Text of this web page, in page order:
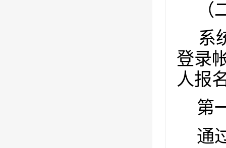
系
登录
人报
第
通